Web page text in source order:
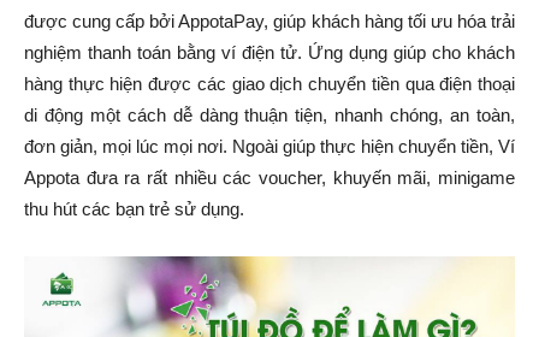
được cung cấp bởi AppotaPay, giúp khách hàng tối ưu hóa trải
nghiệm thanh toán bằng ví điện tử. Ứng dụng giúp cho khách
hàng thực hiện được các giao dịch chuyển tiền qua điện thoại
di động một cách dễ dàng thuận tiện, nhanh chóng, an toàn,
đơn giản, mọi lúc mọi nơi. Ngoài giúp thực hiện chuyển tiền, Ví
Appota đưa ra rất nhiều các voucher, khuyến mãi, minigame
thu hút các bạn trẻ sử dụng.